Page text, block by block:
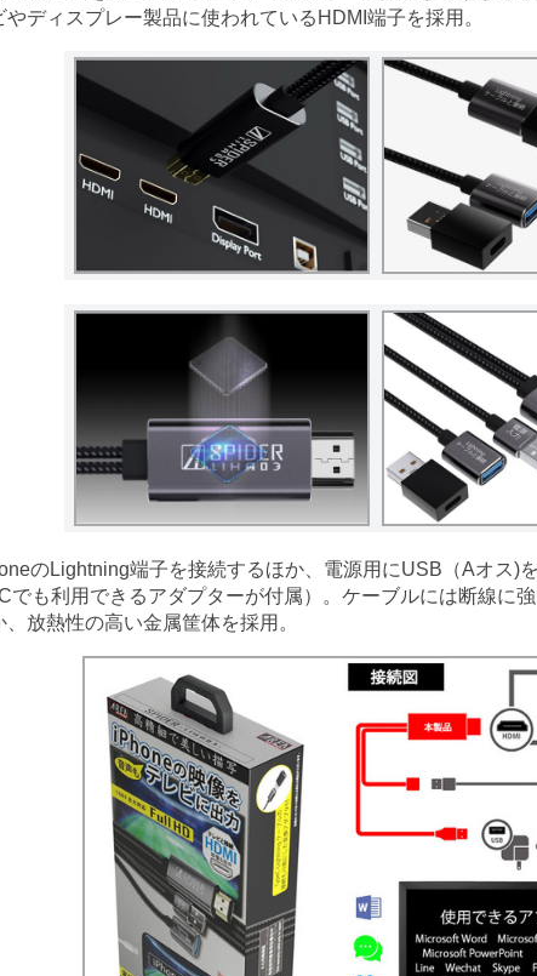
やディスプレー製品に使われているHDMI端子を採用。
のLightning端子を接続するほか、電源用にUSB（Aオス)
でも利用できるアダプターが付属）。ケーブルには断線に
、放熱性の高い金属筐体を採用。